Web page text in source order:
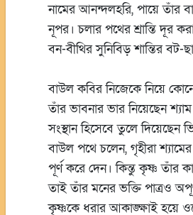
নামের আনন্দলহরি, পায়ে তাঁর
নূপর। চলার পথের শ্রান্তি দূর
বন-বীথির সুনিবিড় শান্তির বট-
বাউল কবির নিজেকে নিয়ে
তাঁর ভাবনার ভার নিয়েছেন
সংস্থান হিসেবে তুলে দিয়েছেন
বাউল পথে চলেন, গৃহীরা শ্যামের
পূর্ণ করে দেন। কিন্তু কৃষ্ণ তাঁর
তাই তাঁর মনের ভক্তি পাত্রও
কৃষ্ণকে ধরার আকাঙ্ক্ষাই হয়ে